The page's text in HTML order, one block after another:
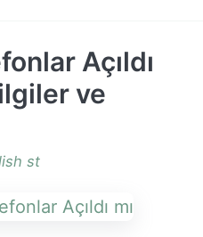
Açıldı
ve
st